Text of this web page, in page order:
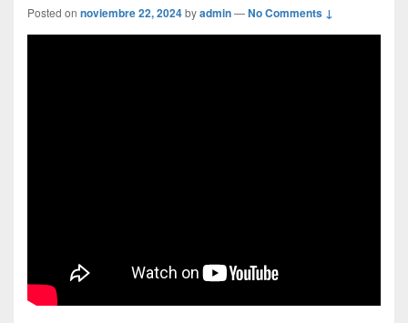
Posted on noviembre 22, 2024byadmin—No Comments ↓